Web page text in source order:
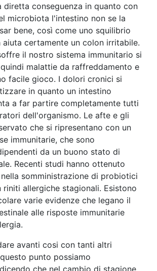
diretta conseguenza in quanto con
microbiota l'intestino non se la
bene, così come uno squilibrio
certamente un colon irritabile.
il nostro sistema immunitario si
malattie da raffreddamento e
facile gioco. I dolori cronici si
in quanto un intestino
a far partire completamente tutti
dell'organismo. Le afte e gli
che si ripresentano con un
immunitarie, che sono
da un buono stato di
Recenti studi hanno ottenuto
somministrazione di probiotici
allergiche stagionali. Esistono
varie evidenze che legano il
alle risposte immunitarie
avanti cosi con tanti altri
punto possiamo
che nel cambio di stagione